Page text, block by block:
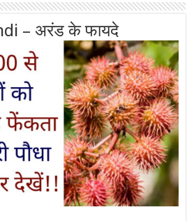
– अरंड के फायदे